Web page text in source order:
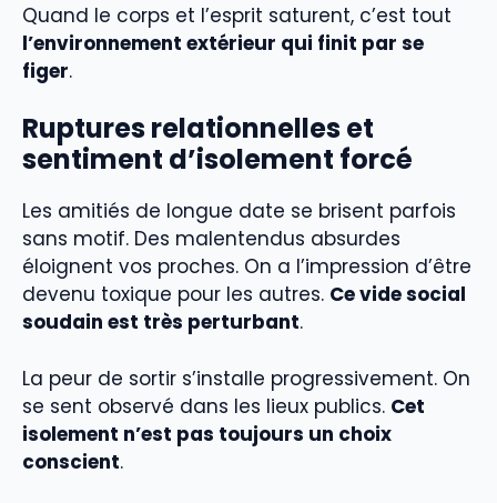
Quand le corps et l’esprit saturent, c’est tout
l’environnement extérieur qui finit par se
figer.
Ruptures relationnelles et
sentiment d’isolement forcé
Les amitiés de longue date se brisent parfois
sans motif. Des malentendus absurdes
éloignent vos proches. On a l’impression d’être
devenu toxique pour les autres. Ce vide social
soudain est très perturbant.
La peur de sortir s’installe progressivement. On
se sent observé dans les lieux publics. Cet
isolement n’est pas toujours un choix
conscient.